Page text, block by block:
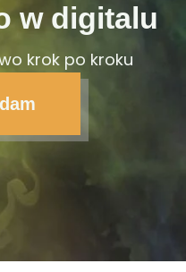
w digitalu
krok po kroku